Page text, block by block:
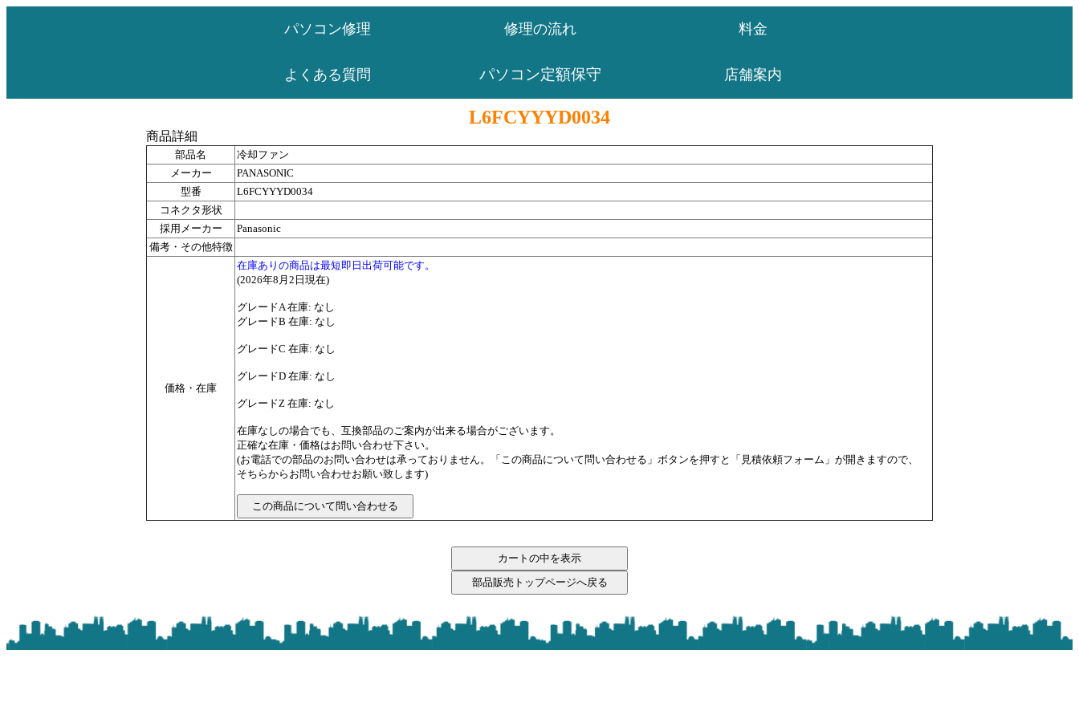
パソコン修理 修理の流れ 料金
よくある質問 パソコン定額保守 店舗案内
L6FCYYYD0034
商品詳細
部品名
冷却ファン
メーカー
PANASONIC
型番
L6FCYYYD0034
コネクタ形状
採用メーカー
Panasonic
備考・その他特徴
価格・在庫
在庫ありの商品は最短即日出荷可能です。
(2026年8月2日現在)
グレードA 在庫: なし
グレードB 在庫: なし
グレードC 在庫: なし
グレードD 在庫: なし
グレードZ 在庫: なし
在庫なしの場合でも、互換部品のご案内が出来る場合がございます。
正確な在庫・価格はお問い合わせ下さい。
(お電話での部品のお問い合わせは承っておりません。「この商品について問い合わせる」ボタンを押すと「見積依頼フォーム」が開きますので、
そちらからお問い合わせお願い致します)